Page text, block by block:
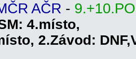
AČR -
: 4.místo,
, 2.Závod: DNF,